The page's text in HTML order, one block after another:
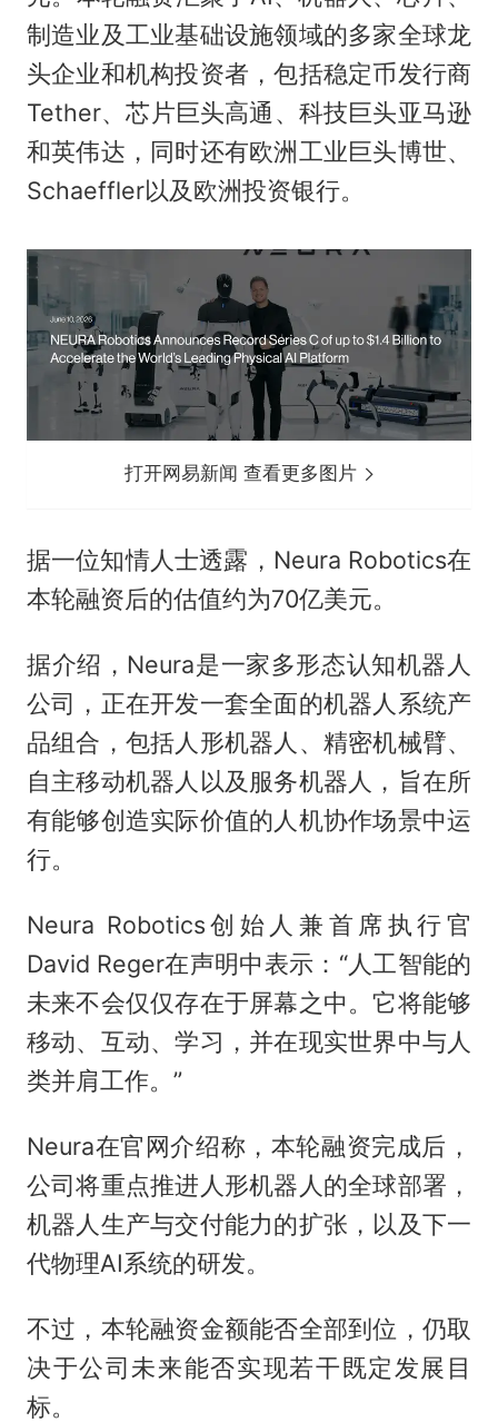
制造业及工业基础设施领域的多家全球龙
头企业和机构投资者，包括稳定币发行商
Tether、芯片巨头高通、科技巨头亚马逊
和英伟达，同时还有欧洲工业巨头博世、
Schaeffler以及欧洲投资银行。
打开网易新闻 查看更多图片
据一位知情人士透露，Neura Robotics在
本轮融资后的估值约为70亿美元。
据介绍，Neura是一家多形态认知机器人
公司，正在开发一套全面的机器人系统产
品组合，包括人形机器人、精密机械臂、
自主移动机器人以及服务机器人，旨在所
有能够创造实际价值的人机协作场景中运
行。
Neura Robotics创始人兼首席执行官
David Reger在声明中表示：“人工智能的
未来不会仅仅存在于屏幕之中。它将能够
移动、互动、学习，并在现实世界中与人
类并肩工作。”
Neura在官网介绍称，本轮融资完成后，
公司将重点推进人形机器人的全球部署，
机器人生产与交付能力的扩张，以及下一
代物理AI系统的研发。
不过，本轮融资金额能否全部到位，仍取
决于公司未来能否实现若干既定发展目
标。